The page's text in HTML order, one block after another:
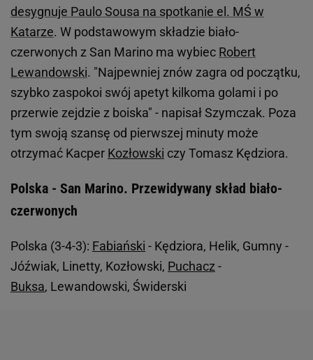
desygnuje Paulo Sousa na spotkanie el. MŚ w
Katarze. W podstawowym składzie biało-
czerwonych z San Marino ma wybiec Robert
Lewandowski. "Najpewniej znów zagra od początku,
szybko zaspokoi swój apetyt kilkoma golami i po
przerwie zejdzie z boiska" - napisał Szymczak. Poza
tym swoją szansę od pierwszej minuty może
otrzymać Kacper Kozłowski czy Tomasz Kędziora.
Polska - San Marino. Przewidywany skład biało-
czerwonych
Polska (3-4-3): Fabiański - Kędziora, Helik, Gumny -
Jóźwiak, Linetty, Kozłowski, Puchacz-
Buksa, Lewandowski, Świderski